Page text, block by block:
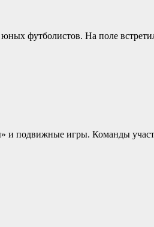
футболистов. На поле
и подвижные игры. Команды